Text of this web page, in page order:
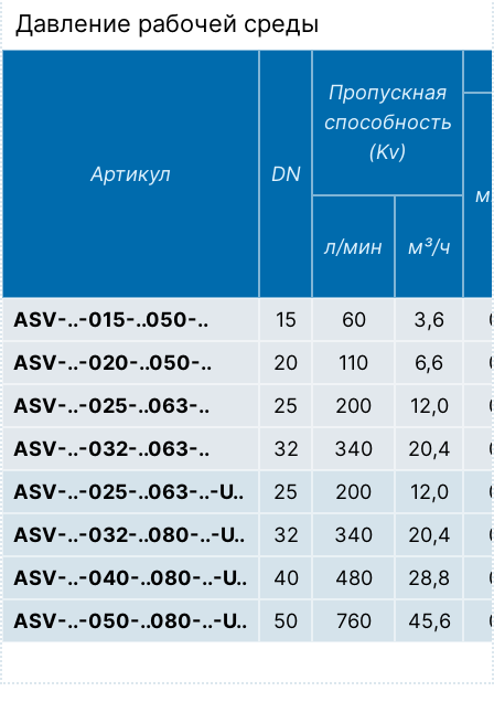
Давление рабочей среды
Артикул DN
Пропускная
способность
(Kv)
л/мин м³/ч
ASV-..-015-..050-.. 15 60 3,6
ASV-..-020-..050-..
20 110 6,6
ASV-..-025-..063-..
25 200 12,0
ASV-..-032-..063-..
32 340 20,4
ASV-..-025-..063-..-U..
25 200 12,0
ASV-..-032-..080-..-U..
32 340 20,4
ASV-..-040-..080-..-U..
40 480 28,8
ASV-..-050-..080-..-U..
50 760 45,6